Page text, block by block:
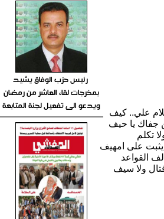
علي.. كيف
جفاك يا حيف
تكلم
على امهيف
القواعد
ولا سيف
رئيس حزب الوفاق يشيد
بمخرجات لقاء العاشر من رمضان
ويدعو الى تفعيل لجنة المتابعة